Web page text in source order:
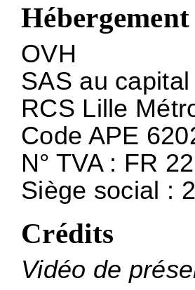
Hébergement
OVH
SAS au
RCS Lille
Code APE
N° TVA : FR
Siège social :
Crédits
Vidéo de